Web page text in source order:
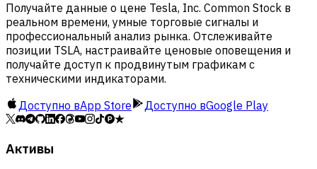
Получайте данные о цене Tesla, Inc. Common Stock в
реальном времени, умные торговые сигналы и
профессиональный анализ рынка. Отслеживайте
позиции TSLA, настраивайте ценовые оповещения и
получайте доступ к продвинутым графикам с
техническими индикаторами.
Доступно вApp Store Доступно вGoogle Play
Активы